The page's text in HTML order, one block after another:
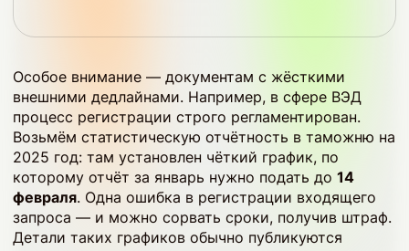
Особое внимание — документам с жёсткими
внешними дедлайнами. Например, в сфере ВЭД
процесс регистрации строго регламентирован.
Возьмём статистическую отчётность в таможню на
2025 год: там установлен чёткий график, по
которому отчёт за январь нужно подать до 14
февраля. Одна ошибка в регистрации входящего
запроса — и можно сорвать сроки, получив штраф.
Детали таких графиков обычно публикуются